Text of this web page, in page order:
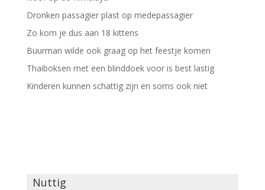
Dronken passagier plast op medepassagier
Zo kom je dus aan 18 kittens
Buurman wilde ook graag op het feestje komen
Thaiboksen met een blinddoek voor is best lastig
Kinderen kunnen schattig zijn en soms ook niet
Nuttig